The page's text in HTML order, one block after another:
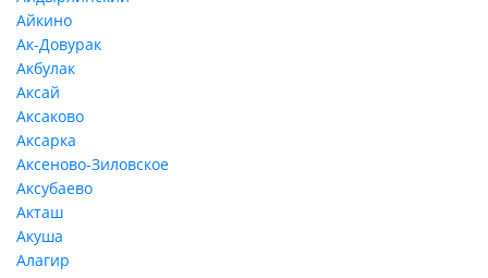
Айкино
Ак-Довурак
Акбулак
Аксай
Аксаково
Аксарка
Аксеново-Зиловское
Аксубаево
Акташ
Акуша
Алагир